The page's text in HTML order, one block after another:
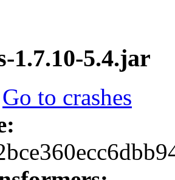
1.7.10-5.4.jar
Go to crashes